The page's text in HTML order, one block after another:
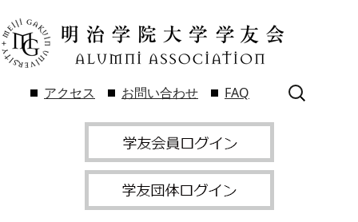
アクセス お問い合わせ FAQ
検
索: